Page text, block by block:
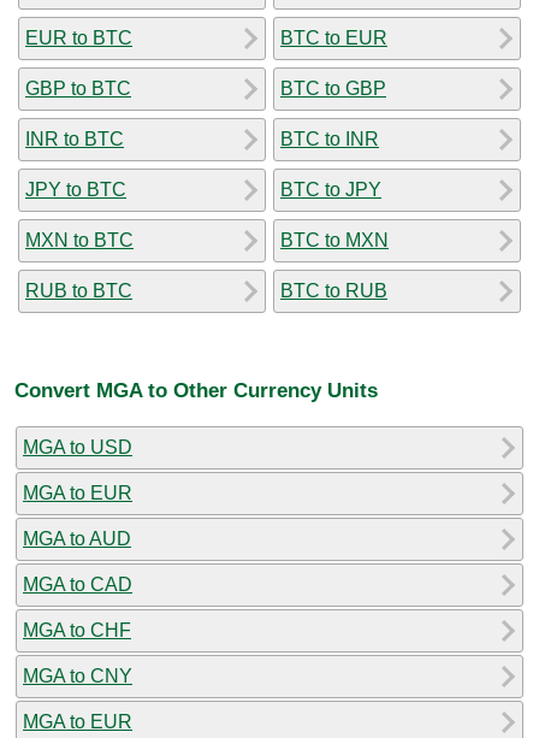
EUR to BTC
GBP to BTC
INR to BTC
JPY to BTC
MXN to BTC
RUB to BTC
BTC to EUR
BTC to GBP
BTC to INR
BTC to JPY
BTC to MXN
BTC to RUB
Convert MGA to Other Currency Units
MGA to USD
MGA to EUR
MGA to AUD
MGA to CAD
MGA to CHF
MGA to CNY
MGA to EUR